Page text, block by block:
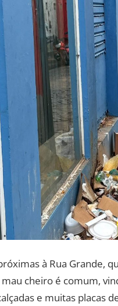
à Rua Grande,
cheiro é comum,
e muitas placas